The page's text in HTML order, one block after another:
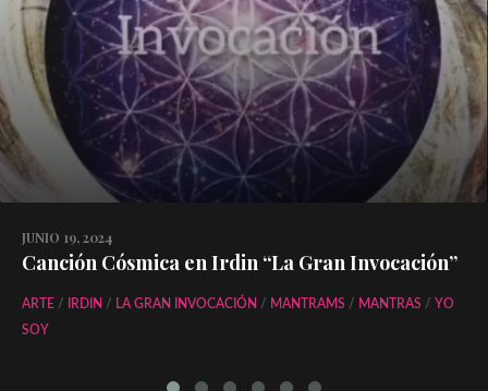
JUNIO 19, 2024
Canción Cósmica en Irdin “La Gran Invocación”
ARTE / IRDIN / LA GRAN INVOCACIÓN / MANTRAMS / MANTRAS / YO
SOY